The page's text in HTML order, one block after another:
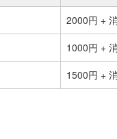
2000円 +
1000円 +
1500円 +